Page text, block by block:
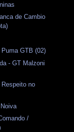
de Cambio
Puma GTB (02)
- GT Malzoni
Respeito no
/